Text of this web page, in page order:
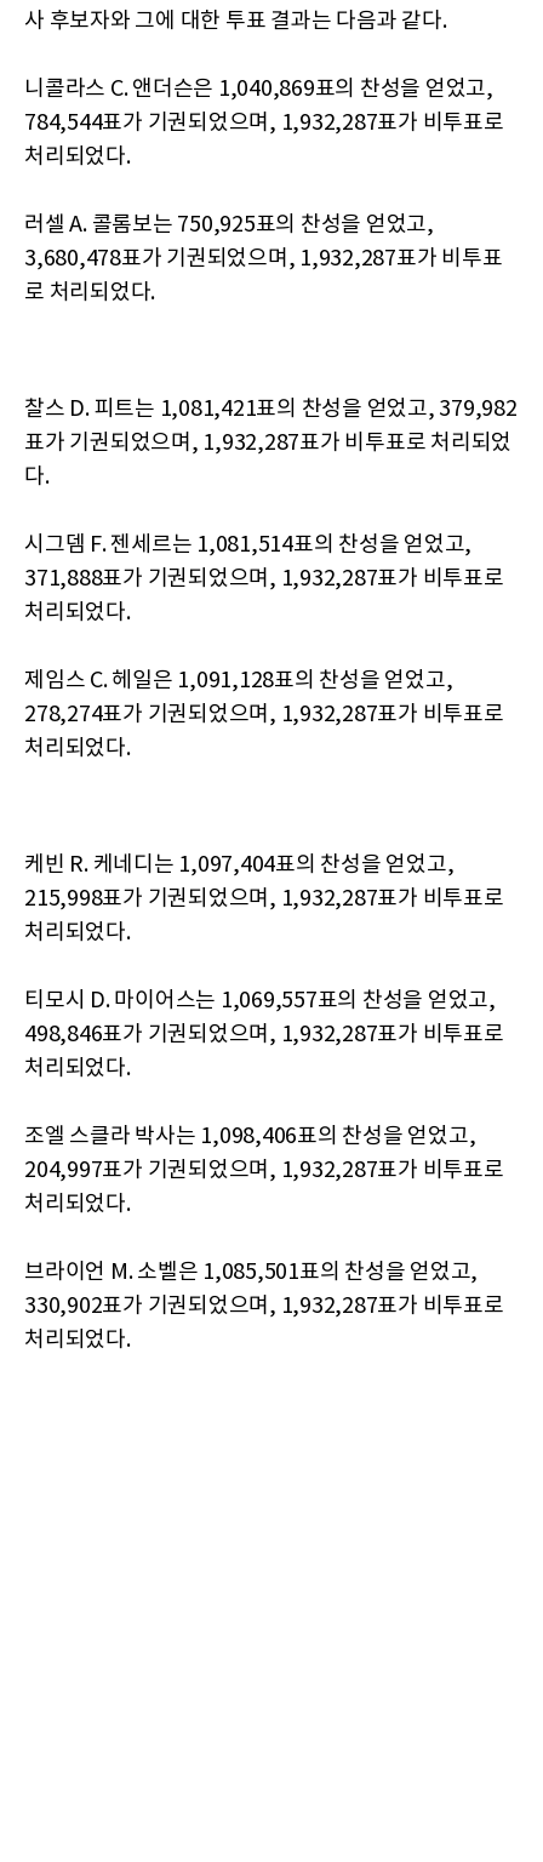
사 후보자와 그에 대한 투표 결과는 다음과 같다.
니콜라스 C. 앤더슨은 1,040,869표의 찬성을 얻었고,
784,544표가 기권되었으며, 1,932,287표가 비투표로
처리되었다.
러셀 A. 콜롬보는 750,925표의 찬성을 얻었고,
3,680,478표가 기권되었으며, 1,932,287표가 비투표
로 처리되었다.
찰스 D. 피트는 1,081,421표의 찬성을 얻었고, 379,982
표가 기권되었으며, 1,932,287표가 비투표로 처리되었
다.
시그뎀 F. 젠세르는 1,081,514표의 찬성을 얻었고,
371,888표가 기권되었으며, 1,932,287표가 비투표로
처리되었다.
제임스 C. 헤일은 1,091,128표의 찬성을 얻었고,
278,274표가 기권되었으며, 1,932,287표가 비투표로
처리되었다.
케빈 R. 케네디는 1,097,404표의 찬성을 얻었고,
215,998표가 기권되었으며, 1,932,287표가 비투표로
처리되었다.
티모시 D. 마이어스는 1,069,557표의 찬성을 얻었고,
498,846표가 기권되었으며, 1,932,287표가 비투표로
처리되었다.
조엘 스클라 박사는 1,098,406표의 찬성을 얻었고,
204,997표가 기권되었으며, 1,932,287표가 비투표로
처리되었다.
브라이언 M. 소벨은 1,085,501표의 찬성을 얻었고,
330,902표가 기권되었으며, 1,932,287표가 비투표로
처리되었다.